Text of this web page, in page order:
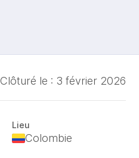
Clôturé le : 3 février 2026
Lieu
Colombie